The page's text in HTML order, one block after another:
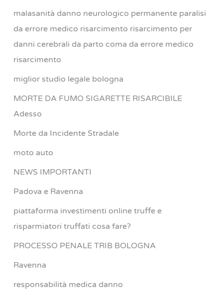
malasanità danno neurologico permanente paralisi
da errore medico risarcimento risarcimento per
danni cerebrali da parto coma da errore medico
risarcimento
miglior studio legale bologna
MORTE DA FUMO SIGARETTE RISARCIBILE
Adesso
Morte da Incidente Stradale
moto auto
NEWS IMPORTANTI
Padova e Ravenna
piattaforma investimenti online truffe e
risparmiatori truffati cosa fare?
PROCESSO PENALE TRIB BOLOGNA
Ravenna
responsabilità medica danno